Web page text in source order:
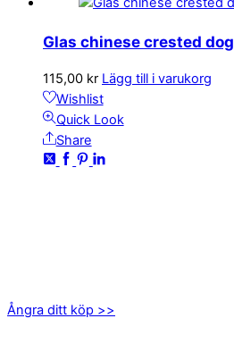
Glas chinese crested dog
115,00 kr Lägg till i varukorg
Wishlist
Quick Look
Share
Ångra ditt köp >>